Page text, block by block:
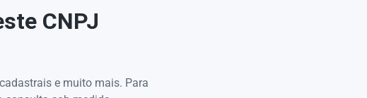
CNPJ
e muito mais. Para